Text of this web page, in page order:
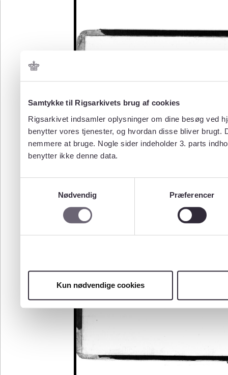
Samtykke til Rigsarkivets brug af cookies
Rigsarkivet indsamler oplysninger om dine besøg ved
benytter vores tjenester, og hvordan disse bliver
nemmere at bruge. Nogle sider indeholder 3. parts
benytter ikke denne data.
Nødvendig
Præferencer
Kun nødvendige cookies